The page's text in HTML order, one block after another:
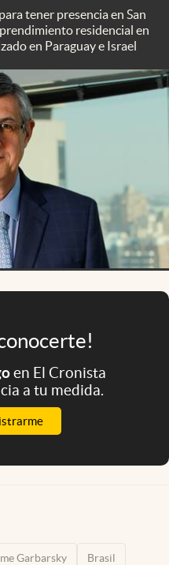
tener presencia en San
residencial en
en Paraguay e Israel
en El Cronista
a tu medida.
Garbarsky Brasil